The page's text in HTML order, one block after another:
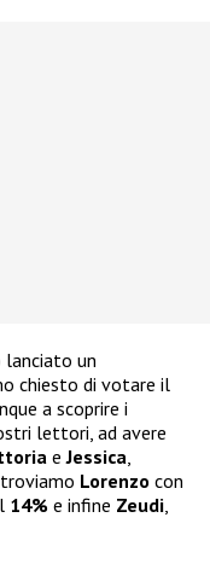
lanciato un
chiesto di votare il
a scoprire i
lettori, ad avere
eJessica,
troviamo Lorenzo con
14% e infine Zeudi,